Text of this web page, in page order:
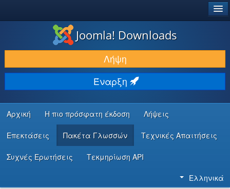
ΛΉΨΕΙΣ & ΕΠΕΚΤΆΣΕΙΣ
ΕΎΡΕΣΗ & ΜΆΘΗΣΗ
ΚΟΙΝΌΤΗΤΑ & ΥΠΟΣΤΉΡΙΞΗ
ΠΌΡΟΙ ΠΡΟΓΡΑΜΜΑΤΙΣΤΏΝ
Joomla! Downloads
Λήψη
Έναρξη
Αρχική Η πιο πρόσφατη έκδοση Λήψεις
Επεκτάσεις Πακέτα Γλωσσών Τεχνικές Απαιτήσεις
Συχνές Ερωτήσεις Τεκμηρίωση API
Ελληνικά